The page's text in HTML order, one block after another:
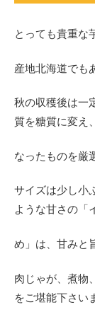
とっても貴重な
産地北海道でも
秋の収穫後は一
質を糖質に変え
なったものを厳
サイズは少し小
ような甘さの「
め」は、甘みと
肉じゃが、煮物
をご堪能下さい